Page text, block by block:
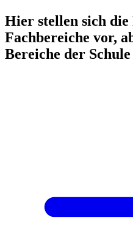
Hier stellen sich die
Fachbereiche vor,
Bereiche der